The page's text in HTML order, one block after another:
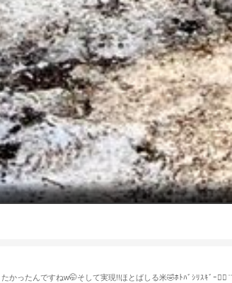
かったんですねw🤭そして実現!!ほとばしる米🤣ﾎﾄﾊﾞｼﾘｽｷﾞｰ☝🏻